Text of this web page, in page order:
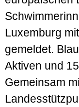
Luxemburg
gemeldet.
Aktiven und
Gemeinsam